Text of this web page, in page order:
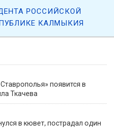
появится в
Ткачева
в кювет, пострадал один
РОССИЙСКОЙ
КАЛМЫКИЯ